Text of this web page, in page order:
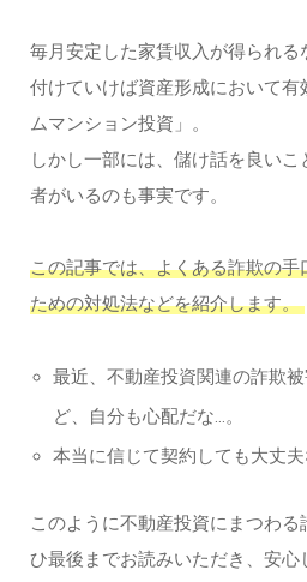
毎月安定した家賃収入が得られ
付けていけば資産形成において
ムマンション投資」。
しかし一部には、儲け話を良い
者がいるのも事実です。
この記事では、よくある詐欺の
ための対処法などを紹介します。
最近、不動産投資関連の詐欺
ど、自分も心配だな…。
本当に信じて契約しても大丈夫
このように不動産投資にまつわ
ひ最後までお読みいただき、安心